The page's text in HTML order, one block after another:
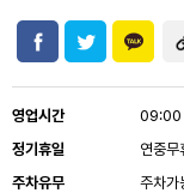
영업시간
09:00
정기휴일
연중무
주차유무
주차가